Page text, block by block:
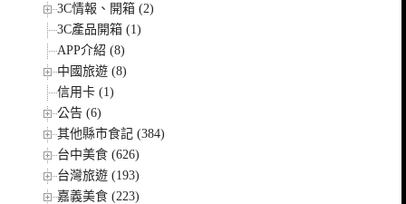
3C情報、開箱 (2)
3C產品開箱 (1)
APP介紹 (8)
中國旅遊 (8)
信用卡 (1)
公告 (6)
其他縣市食記 (384)
台中美食 (626)
台灣旅遊 (193)
嘉義美食 (223)